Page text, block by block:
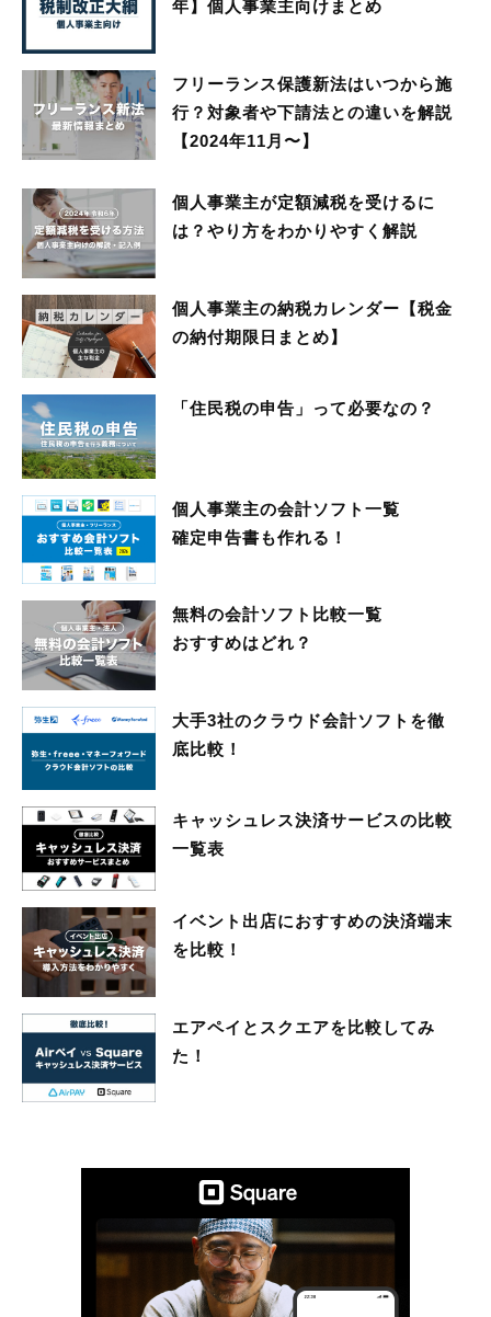
年】個人事業主向けまとめ
フリーランス保護新法はいつから施
行？対象者や下請法との違いを解説
【2024年11月〜】
個人事業主が定額減税を受けるに
は？やり方をわかりやすく解説
個人事業主の納税カレンダー【税金
の納付期限日まとめ】
「住民税の申告」って必要なの？
個人事業主の会計ソフト一覧
確定申告書も作れる！
無料の会計ソフト比較一覧
おすすめはどれ？
大手3社のクラウド会計ソフトを徹
底比較！
キャッシュレス決済サービスの比較
一覧表
イベント出店におすすめの決済端末
を比較！
エアペイとスクエアを比較してみ
た！